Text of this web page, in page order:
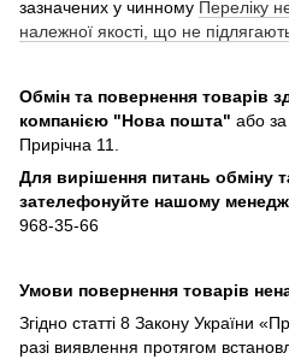
зазначених у чинному Переліку
належної якості, що не
Обмін та повернення товарів
компанією "Нова пошта" або
Прирічна 11.
Для вирішення питань обміну
зателефонуйте нашому
968-35-66
Умови повернення товарів
Згідно статті 8 Закону України
разі виявлення протягом